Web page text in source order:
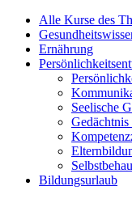
Alle Kurse des
Ernährung
Seelische
Bildungsurlaub